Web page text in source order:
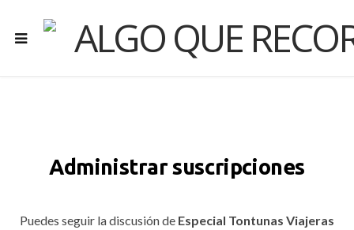
Administrar suscripciones
Puedes seguir la discusión de Especial Tontunas Viajeras